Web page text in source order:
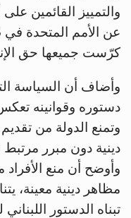
والتمييز القائمين
كرّست جميعها حق
وأضاف أن السياسة
دستوره وقوانينه
وتمنع الدولة من
دينية دون مبرر مرتبط
وأوضح أن منع
مظاهر دينية معينة،
تبناه الدستور